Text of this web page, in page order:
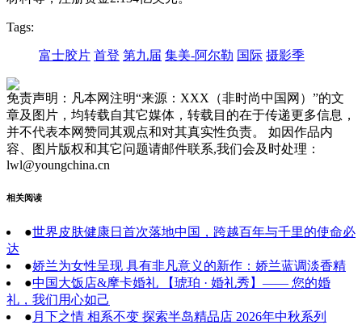
Tags:
富士胶片 首登 第九届 集美-阿尔勒 国际 摄影季
免责声明：凡本网注明“来源：XXX（非时尚中国网）”的文
章及图片，均转载自其它媒体，转载目的在于传递更多信息，
并不代表本网赞同其观点和对其真实性负责。 如因作品内
容、图片版权和其它问题请邮件联系,我们会及时处理：
lwl@youngchina.cn
相关阅读
●世界皮肤健康日首次落地中国，跨越百年与千里的使命必
达
●娇兰为女性呈现 具有非凡意义的新作：娇兰蓝调淡香精
●中国大饭店&摩卡婚礼 【琥珀 · 婚礼秀】—— 您的婚
礼，我们用心如己
● 月下之情 相系不变 探索半岛精品店 2026年中秋系列